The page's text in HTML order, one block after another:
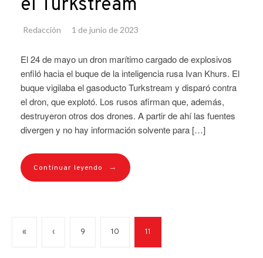
el Turkstream
Redacción 1 de junio de 2023
El 24 de mayo un dron marítimo cargado de explosivos
enfiló hacia el buque de la inteligencia rusa Ivan Khurs. El
buque vigilaba el gasoducto Turkstream y disparó contra
el dron, que explotó. Los rusos afirman que, además,
destruyeron otros dos drones. A partir de ahí las fuentes
divergen y no hay información solvente para […]
Continuar leyendo →
« ‹ 9 10 11